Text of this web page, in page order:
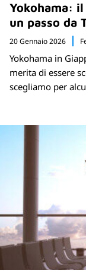
Yokohama:
un passo da
20 Gennaio 2026
Yokohama in
merita di essere
scegliamo per